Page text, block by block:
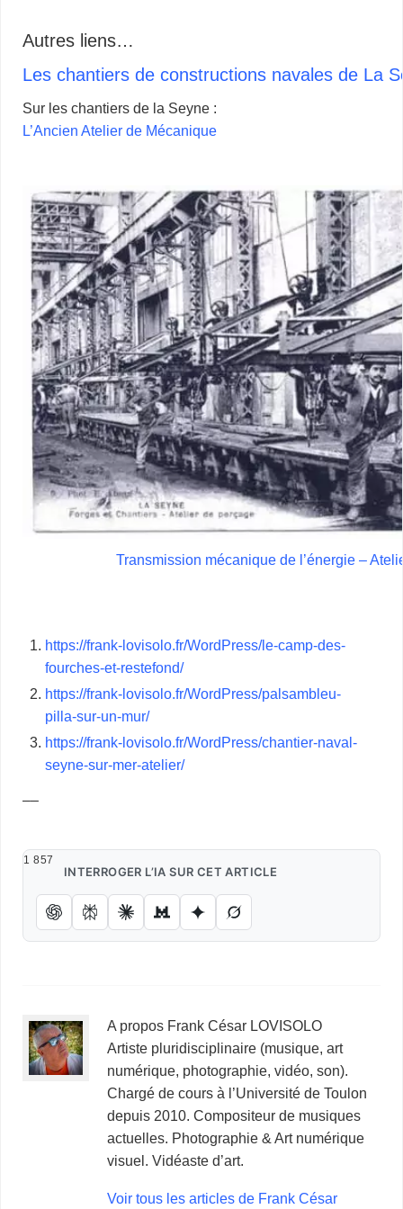
Autres liens…
Les chantiers de constructions navales de La
Sur les chantiers de la Seyne :
L’Ancien Atelier de Mécanique
Transmission mécanique de l’énergie –
https://frank-lovisolo.fr/WordPress/le-camp-des-
fourches-et-restefond/
https://frank-lovisolo.fr/WordPress/palsambleu-
pilla-sur-un-mur/
https://frank-lovisolo.fr/WordPress/chantier-naval-
seyne-sur-mer-atelier/
––
1 857
INTERROGER L’IA SUR CET ARTICLE
A propos Frank César LOVISOLO
Artiste pluridisciplinaire (musique, art
numérique, photographie, vidéo, son).
Chargé de cours à l’Université de Toulon
depuis 2010. Compositeur de musiques
actuelles. Photographie & Art numérique
visuel. Vidéaste d’art.
Voir tous les articles de Frank César